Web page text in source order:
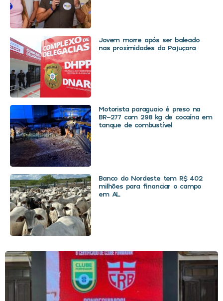
Jovem morre após ser baleado
nas proximidades da Pajuçara
Motorista paraguaio é preso na
BR-277 com 298 kg de cocaína em
tanque de combustível
Banco do Nordeste tem R$ 402
milhões para financiar o campo
em AL